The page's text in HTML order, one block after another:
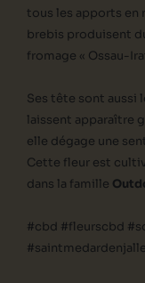
tous les apports en
brebis produisent
fromage « Ossau-
Ses tête sont aussi
laissent apparaître
elle dégage une
Cette fleur est
dans la famille
#cbd #fleurscbd